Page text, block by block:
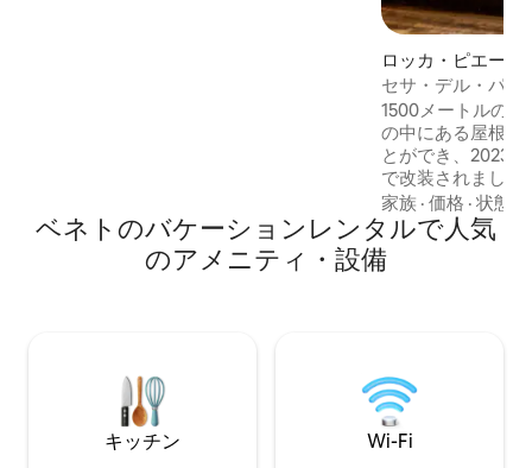
ロッカ・ピエート
ョン・アパート
セサ・デル・パニ
1500メートルの
の中にある屋根裏
とができ、2023
で改装されました。 アパートメント
設備の整ったキッ
エリア、暖炉と大
えた広いリビング
の快適なバスルー
ん。 025044 -
家族 ·価格 ·状態
ベネトのバケーションレンタルで人気
のアメニティ・設備
キッチン Wi-Fi